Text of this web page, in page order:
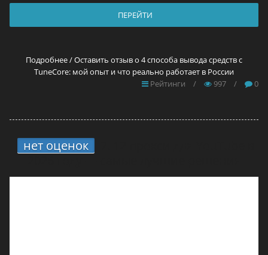
ПЕРЕЙТИ
Подробнее / Оставить отзыв о 4 способа вывода средств с
TuneCore: мой опыт и что реально работает в России
Рейтинги
/ 997 / 0
нет оценок